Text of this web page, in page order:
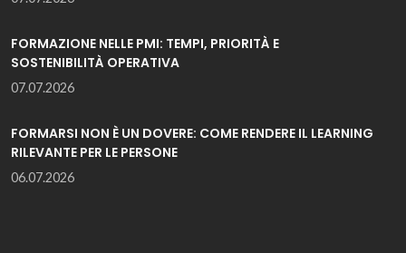
FORMAZIONE NELLE PMI: TEMPI, PRIORITÀ E
SOSTENIBILITÀ OPERATIVA
07.07.2026
FORMARSI NON È UN DOVERE: COME RENDERE IL LEARNING
RILEVANTE PER LE PERSONE
06.07.2026